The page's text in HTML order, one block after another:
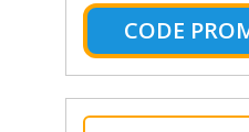
CODE